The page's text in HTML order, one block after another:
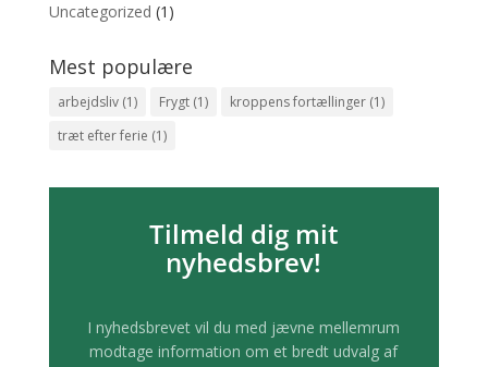
Uncategorized (1)
Mest populære
arbejdsliv(1) Frygt(1) kroppens fortællinger(1)
træt efter ferie (1)
Tilmeld dig mit
nyhedsbrev!
I nyhedsbrevet vil du med jævne mellemrum
modtage information om et bredt udvalg af